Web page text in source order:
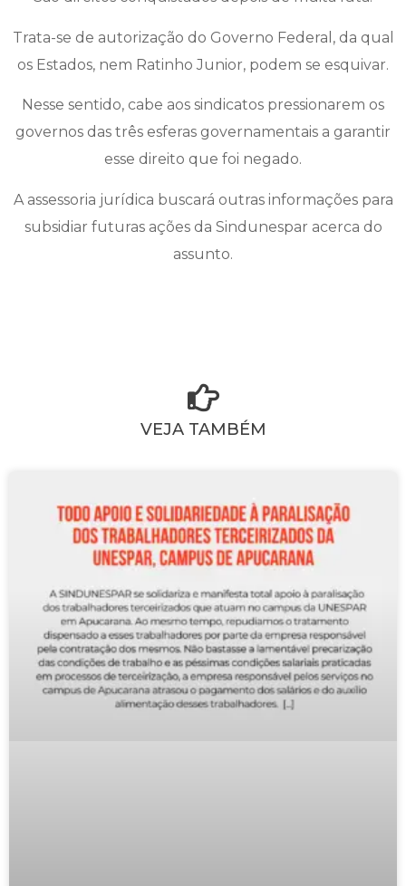
Trata-se de autorização do Governo Federal, da qual
os Estados, nem Ratinho Junior, podem se esquivar.
Nesse sentido, cabe aos sindicatos pressionarem os
governos das três esferas governamentais a garantir
esse direito que foi negado.
A assessoria jurídica buscará outras informações para
subsidiar futuras ações da Sindunespar acerca do
assunto.
VEJA TAMBÉM